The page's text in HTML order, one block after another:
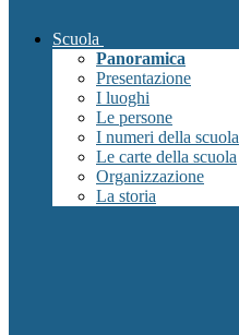
Scuola
Panoramica
Presentazione
I luoghi
Le persone
I numeri della scuola
Le carte della scuola
Organizzazione
La storia